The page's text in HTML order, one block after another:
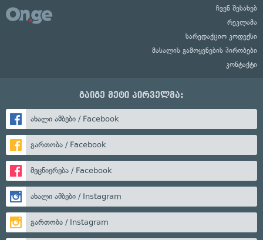
ჩვენ შესახებ
რეკლამა
სარედაქციო კოდექსი
მასალის გამოყენების პირობები
კონტაქტი
გაიგე მეტი პირველმა:
ახალი ამბები / Facebook
გართობა / Facebook
მეცნიერება / Facebook
ახალი ამბები / Instagram
გართობა / Instagram